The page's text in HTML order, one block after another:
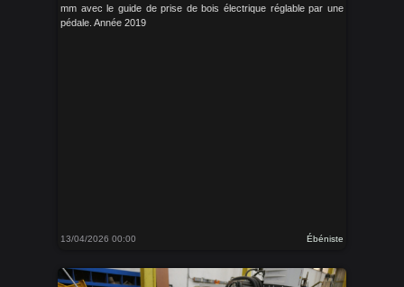
mm avec le guide de prise de bois électrique réglable par une
pédale. Année 2019
13/04/2026 00:00 Ébéniste